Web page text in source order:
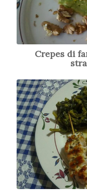
Crepes di